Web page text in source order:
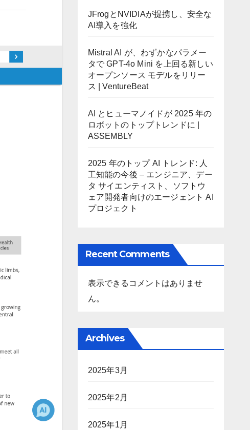
JFrogとNVIDIAが提携し、安全な
AI導入を強化
Mistral AI が、わずかなパラメー
タで GPT-4o Mini を上回る新しい
オープンソース モデルをリリー
ス | VentureBeat
AI とヒューマノイドが 2025 年の
ロボットのトップトレンドに |
ASSEMBLY
2025 年のトップ AI トレンド: 人
工知能の今後 – エンジニア、デー
タ サイエンティスト、ソフトウ
ェア開発者向けのエージェント AI
プロジェクト
Recent Comments
表示できるコメントはありませ
ん。
Archives
2025年3月
2025年2月
2025年1月